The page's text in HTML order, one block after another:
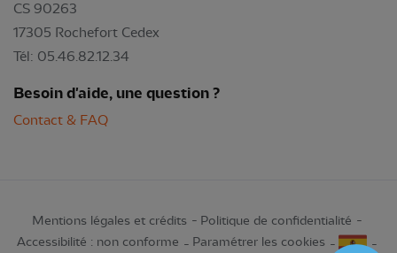
CS 90263
17305 Rochefort Cedex
Tél: 05.46.82.12.34
Besoin d'aide, une question ?
Contact & FAQ
Mentions légales et crédits
Politique de confidentialité
Accessibilité : non conforme
Paramétrer les cookies